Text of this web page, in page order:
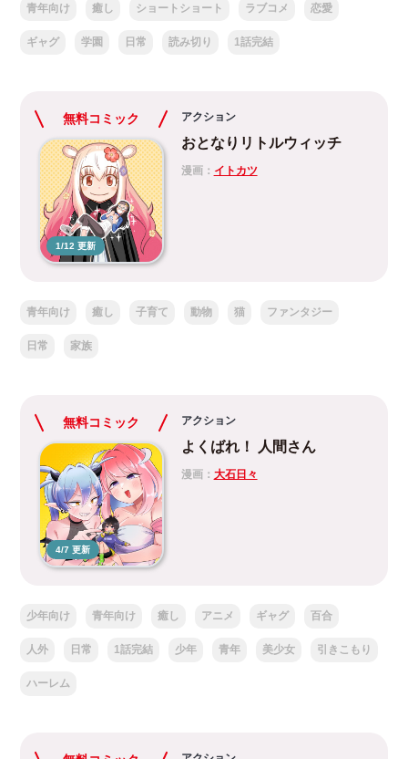
青年向け 癒し ショートショート ラブコメ 恋愛
ギャグ 学園 日常 読み切り 1話完結
無料コミック
1/12 更新
アクション
おとなりリトルウィッチ
漫画： イトカツ
青年向け 癒し 子育て 動物 猫 ファンタジー
日常 家族
無料コミック
4/7 更新
アクション
よくばれ！ 人間さん
漫画： 大石日々
少年向け 青年向け 癒し アニメ ギャグ 百合
人外 日常 1話完結 少年 青年 美少女 引きこもり
ハーレム